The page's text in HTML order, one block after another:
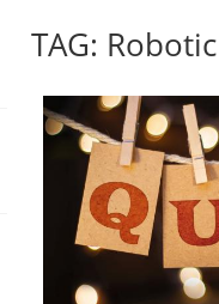
TAG: